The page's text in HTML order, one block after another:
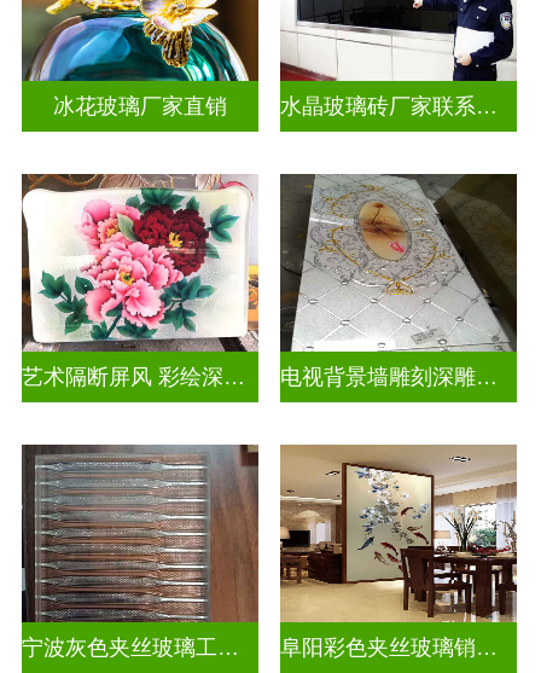
冰花玻璃厂家直销 水晶玻璃砖厂家联系方式
艺术隔断屏风 彩绘深雕浮雕玻璃 电视背景墙雕刻深雕双面效果
宁波灰色夹丝玻璃工厂招聘 阜阳彩色夹丝玻璃销售电话